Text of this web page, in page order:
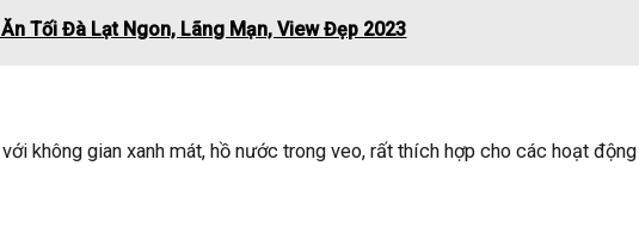
Ăn Tối Đà Lạt Ngon, Lãng Mạn, View Đẹp 2023
không gian xanh mát, hồ nước trong veo, rất thích hợp cho các hoạt